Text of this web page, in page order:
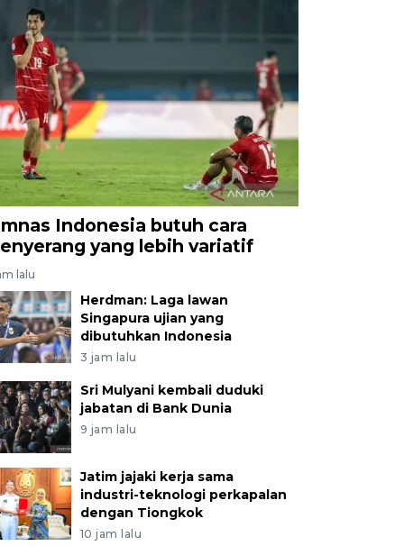
Indonesia butuh cara
yang lebih variatif
lalu
Herdman: Laga lawan
Singapura ujian yang
dibutuhkan Indonesia
3 jam lalu
Sri Mulyani kembali duduki
jabatan di Bank Dunia
9 jam lalu
Jatim jajaki kerja sama
industri-teknologi perkapalan
dengan Tiongkok
10 jam lalu